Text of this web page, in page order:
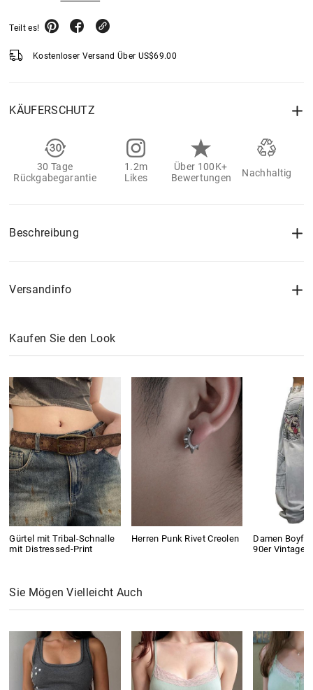
Teilt es!
Kostenloser Versand Über US$69.00
KÄUFERSCHUTZ
30 Tage
Rückgabegarantie
1.2m
Likes
Über 100K+
Bewertungen
Nachhaltig
Beschreibung
Versandinfo
Kaufen Sie den Look
Gürtel mit Tribal-Schnalle
mit Distressed-Print
Herren Punk Rivet Creolen
Damen
90er Vintage
Sie Mögen Vielleicht Auch